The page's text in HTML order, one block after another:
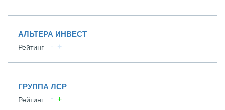
АЛЬТЕРА ИНВЕСТ
Рейтинг
ГРУППА ЛСР
Рейтинг